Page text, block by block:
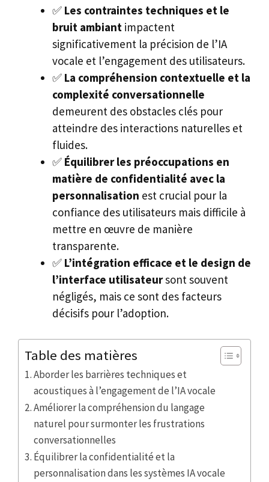
✅ Les contraintes techniques et le
bruit ambiant impactent
significativement la précision de l’IA
vocale et l’engagement des utilisateurs.
✅ La compréhension contextuelle et la
complexité conversationnelle
demeurent des obstacles clés pour
atteindre des interactions naturelles et
fluides.
✅ Équilibrer les préoccupations en
matière de confidentialité avec la
personnalisation est crucial pour la
confiance des utilisateurs mais difficile à
mettre en œuvre de manière
transparente.
✅ L’intégration efficace et le design de
l’interface utilisateursont souvent
négligés, mais ce sont des facteurs
décisifs pour l’adoption.
Table des matières
Aborder les barrières techniques et
acoustiques à l’engagement de l’IA vocale
Améliorer la compréhension du langage
naturel pour surmonter les frustrations
conversationnelles
Équilibrer la confidentialité et la
personnalisation dans les systèmes IA vocale